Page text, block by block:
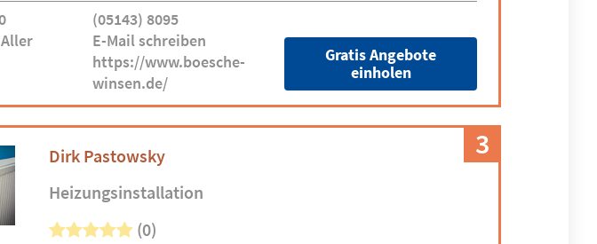
(05143) 8095
E-Mail schreiben
https://www.boesche-
winsen.de/
Gratis Angebote
einholen
3
Dirk Pastowsky
Heizungsinstallation
(0)